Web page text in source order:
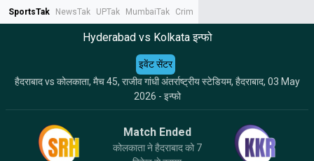
SportsTak NewsTak UPTak MumbaiTak CrimeTak
Hyderabad vs Kolkata इन्फो
हैदराबाद vs कोलकाता, मैच 45, राजीव गांधी अंतर्राष्ट्रीय स्टेडियम, हैदराबाद, 03 May
2026 - इन्फो
इवेंट सेंटर
Match Ended
कोलकाता ने हैदराबाद को 7